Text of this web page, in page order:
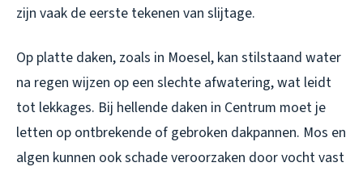
zijn vaak de eerste tekenen van slijtage.
Op platte daken, zoals in Moesel, kan stilstaand water
na regen wijzen op een slechte afwatering, wat leidt
tot lekkages. Bij hellende daken in Centrum moet je
letten op ontbrekende of gebroken dakpannen. Mos en
algen kunnen ook schade veroorzaken door vocht vast